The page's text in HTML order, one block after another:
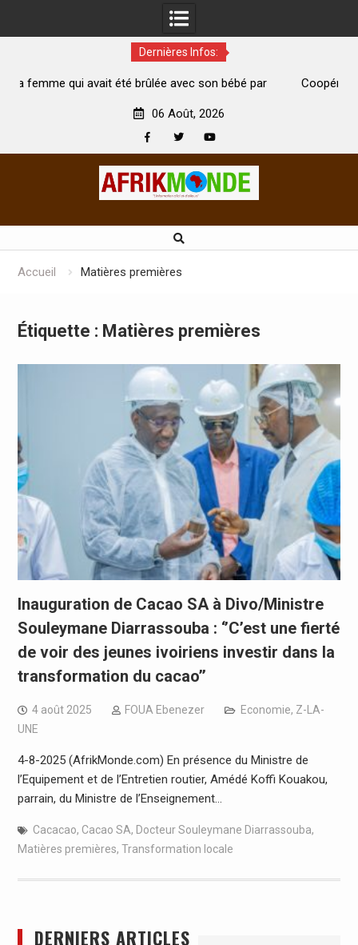
Dernières Infos:
brûlée avec son bébé par
Coopération: Le ministre Indien
06 Août, 2026
Accueil Matières premières
Étiquette : Matières premières
Inauguration de Cacao SA à Divo/Ministre
Souleymane Diarrassouba : ‘’C’est une fierté
de voir des jeunes ivoiriens investir dans la
transformation du cacao’’
4 août 2025 FOUA Ebenezer Economie, Z-LA-
UNE
4-8-2025 (AfrikMonde.com) En présence du Ministre de
l’Equipement et de l’Entretien routier, Amédé Koffi Kouakou,
parrain, du Ministre de l’Enseignement…
Cacacao, Cacao SA, Docteur Souleymane Diarrassouba,
Matières premières, Transformation locale
DERNIERS ARTICLES